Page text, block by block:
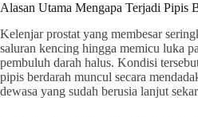
Alasan Utama Mengapa Terjadi Pipis
Kelenjar prostat yang membesar
saluran kencing hingga memicu luka
pembuluh darah halus. Kondisi
pipis berdarah muncul secara
dewasa yang sudah berusia lanjut